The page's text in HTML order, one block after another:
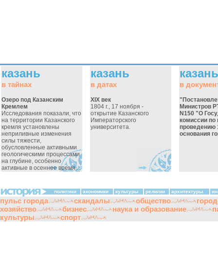
казань
в тайнах
Озеро под Казанским
Кремлем
Исследования показали, что
на территории Казанского
кремля установлены
неприливные изменения
силы тяжести,
обусловленные активными
геологическими процессами
на глубине, особенно
активные в осеннее время...
казань
в датах
XIX век
1804 г., 17 ноября -
открытие Казанского
Императорского
университета.
казань
в
Министров
N150 "О
комиссии по
проведению
основания
политики экономики культуры религии архитектуры
пульс города скандалы общество
хозяйство
бизнес наука и образование
культуры
спорт